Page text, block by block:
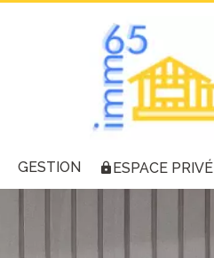
GESTION ESPACE PRIVÉ